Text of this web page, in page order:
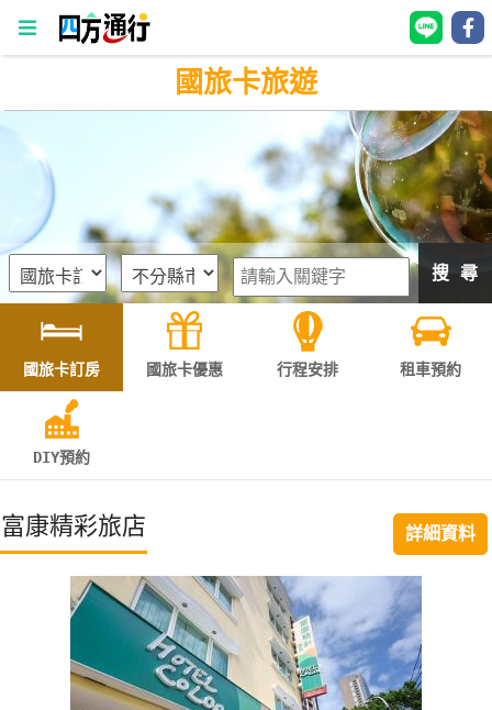
四
通
房
灣
訂
房
直接跟飯店訂房HOT
特
國旅卡旅遊
搜 尋
國旅卡訂房 國旅卡優惠 行程安排 租車預約
DIY預約
富康精彩旅店 詳細資料